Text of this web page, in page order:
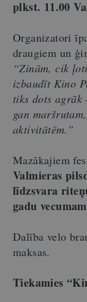
plkst. 11.00
Organizatori
draugiem un
“Zinām, cik ļ
izbaudīt Kino
tiks dots agrāk
gan
aktivitātēm.”
Mazākajiem
Valmieras
līdzsvara riteņ
gadu
Dalība velo
maksas.
Tiekamies“